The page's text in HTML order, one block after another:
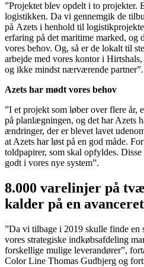
”Projektet blev opdelt i to projekter.
logistikken. Da vi gennemgik de
på Azets i henhold til
erfaring på det maritime marked, og
vores behov. Og, så er de lokalt til
arbejde med vores kontor i
og ikke mindst nærværende partner”.
Azets har mødt vores behov
”I et projekt som løber over flere år,
på planlægningen, og det har Azets
ændringer, der er blevet lavet
at Azets har løst på en god måde.
toldpapirer, som skal opfyldes.
godt i vores nye system”.
8.000 varelinjer på
kalder på en
”Da vi tilbage i 2019 skulle finde en
vores strategiske indkøbsafdeling
forskellige mulige leverandører”,
Color Line Thomas Gudbjerg og